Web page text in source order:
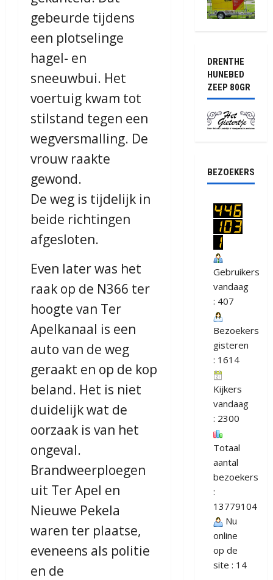
gebeurde tijdens
een plotselinge
hagel- en
sneeuwbui. Het
voertuig kwam tot
stilstand tegen een
wegversmalling. De
vrouw raakte
gewond.
De weg is tijdelijk in
beide richtingen
afgesloten.
Even later was het
raak op de N366 ter
hoogte van Ter
Apelkanaal is een
auto van de weg
geraakt en op de kop
beland. Het is niet
duidelijk wat de
oorzaak is van het
ongeval.
Brandweerploegen
uit Ter Apel en
Nieuwe Pekela
waren ter plaatse,
eveneens als politie
en de
DRENTHE
HUNEBED
ZEEP 80GR
BEZOEKERS
Gebruikers
vandaag
: 407
Bezoekers
gisteren
: 1614
Kijkers
vandaag
: 2300
Totaal
aantal
bezoekers
:
13779104
Nu
online
op de
site : 14